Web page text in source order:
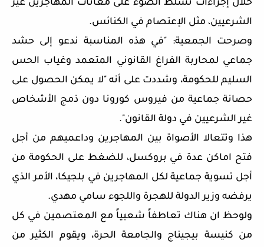
خلال إجراءات تسلط الضوء على معانات المهاجرين غير
الشرعيين، مثل الإعتصام في الكنائس.
وصرحت الجمعية: "في هذه المناسبة ندعو إلى حشد
جماعي لمحاربة الفراغ القانوني المتعمد وغياب الحس
السليم للحكومة، وشددت على أنه "لا يمكن الحصول على
حصانة جماعية من فيروس كورونا دون ذمج الأشخاص
غير الشرعيين في دولة القانون".
هذا وتتعالا الأصواة بين المهاجرين وداعميهم من أجل
فتح اماكن عدة في بروكسل، للضغط على الحكومة من
أجل تسوية جماعية لكل المهاجرين في بلجيكا، الأمر الذي
يرفضه وزير الدولة للهجرة واللجوء سامي مهدي.
ولوحظ ان هناك تعاطفاً شعبياً مع المعتصمين في كل
من كنيسة بيجيناج والجامعة الحرة، ويقوم الكثير من